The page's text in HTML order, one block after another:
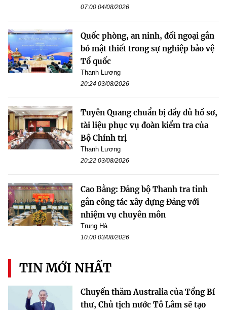
07:00 04/08/2026
Quốc phòng, an ninh, đối ngoại gắn
bó mật thiết trong sự nghiệp bảo vệ
Tổ quốc
Thanh Lương
20:24 03/08/2026
Tuyên Quang chuẩn bị đầy đủ hồ sơ,
tài liệu phục vụ đoàn kiểm tra của
Bộ Chính trị
Thanh Lương
20:22 03/08/2026
Cao Bằng: Đảng bộ Thanh tra tỉnh
gắn công tác xây dựng Đảng với
nhiệm vụ chuyên môn
Trung Hà
10:00 03/08/2026
TIN MỚI NHẤT
Chuyến thăm Australia của Tổng Bí
thư, Chủ tịch nước Tô Lâm sẽ tạo